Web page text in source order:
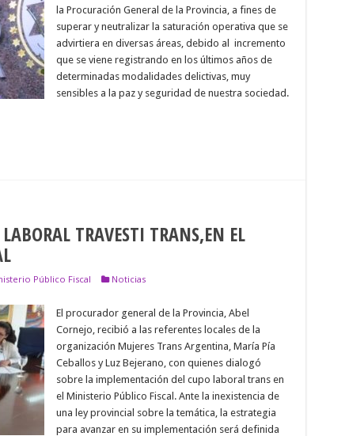
la Procuración General de la Provincia, a fines de
superar y neutralizar la saturación operativa que se
advirtiera en diversas áreas, debido al incremento
que se viene registrando en los últimos años de
determinadas modalidades delictivas, muy
sensibles a la paz y seguridad de nuestra sociedad.
TRAVESTI TRANS,EN EL
Público Fiscal
Noticias
El procurador general de la Provincia, Abel
Cornejo, recibió a las referentes locales de la
organización Mujeres Trans Argentina, María Pía
Ceballos y Luz Bejerano, con quienes dialogó
sobre la implementación del cupo laboral trans en
el Ministerio Público Fiscal. Ante la inexistencia de
una ley provincial sobre la temática, la estrategia
para avanzar en su implementación será definida